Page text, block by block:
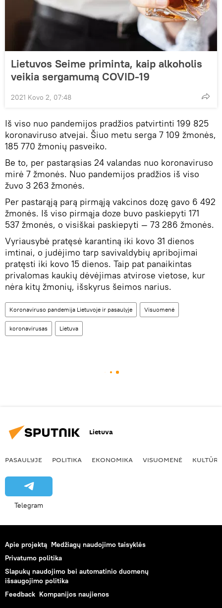
Lietuvos Seime priminta, kaip alkoholis
veikia sergamumą COVID-19
2021 Kovo 2, 07:48
Iš viso nuo pandemijos pradžios patvirtinti 199 825
koronaviruso atvejai. Šiuo metu serga 7 109 žmonės,
185 770 žmonių pasveiko.
Be to, per pastarąsias 24 valandas nuo koronaviruso
mirė 7 žmonės. Nuo pandemijos pradžios iš viso
žuvo 3 263 žmonės.
Per pastarąją parą pirmąją vakcinos dozę gavo 6 492
žmonės. Iš viso pirmąja doze buvo paskiepyti 171
537 žmonės, o visiškai paskiepyti — 73 286 žmonės.
Vyriausybė pratęsė karantiną iki kovo 31 dienos
imtinai, o judėjimo tarp savivaldybių apribojimai
pratęsti iki kovo 15 dienos. Taip pat panaikintas
privalomas kaukių dėvėjimas atvirose vietose, kur
nėra kitų žmonių, išskyrus šeimos narius.
Koronaviruso pandemija Lietuvoje ir pasaulyje Visuomenė
koronavirusas Lietuva
Lietuva
PASAULYJE POLITIKA EKONOMIKA VISUOMENĖ KULTŪRA
Telegram
Apie projektą Medžiagų naudojimo taisyklės
Privatumo politika
Slapukų naudojimo bei automatinio duomenų
išsaugojimo politika
Feedback Kompanijos naujienos